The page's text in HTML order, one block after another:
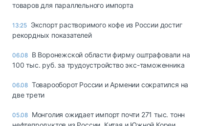
товаров для параллельного импорта
13:25 Экспорт растворимого кофе из России достиг
рекордных показателей
06.08 В Воронежской области фирму оштрафовали на
100 тыс. руб. за трудоустройство экс-таможенника
06.08 Товарооборот России и Армении сократился на
две трети
05.08 Монголия ожидает импорт почти 271 тыс. тонн